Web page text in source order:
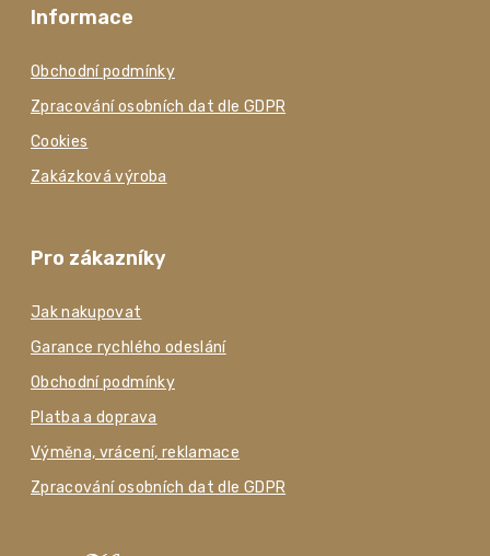
Informace
Obchodní podmínky
Zpracování osobních dat dle GDPR
Cookies
Zakázková výroba
Pro zákazníky
Jak nakupovat
Garance rychlého odeslání
Obchodní podmínky
Platba a doprava
Výměna, vrácení, reklamace
Zpracování osobních dat dle GDPR